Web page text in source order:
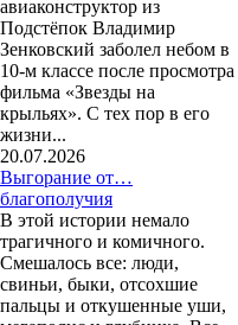
авиаконструктор из
Подстёпок Владимир
Зенковский заболел небом в
10-м классе после просмотра
фильма «Звезды на
крыльях». С тех пор в его
жизни...
20.07.2026
Выгорание от…
благополучия
В этой истории немало
трагичного и комичного.
Смешалось все: люди,
свиньи, быки, отсохшие
пальцы и откушенные уши,